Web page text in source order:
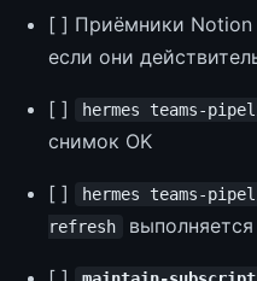
[ ] Приёмники Notion
если они
[ ] hermes teams-
снимок OK
[ ]
hermes teams-
refresh